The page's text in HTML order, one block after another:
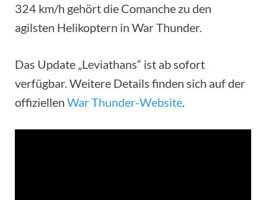
324 km/h gehört die Comanche zu den
agilsten Helikoptern in War Thunder.
Das Update „Leviathans“ ist ab sofort
verfügbar. Weitere Details finden sich auf der
offiziellen War Thunder-Website.